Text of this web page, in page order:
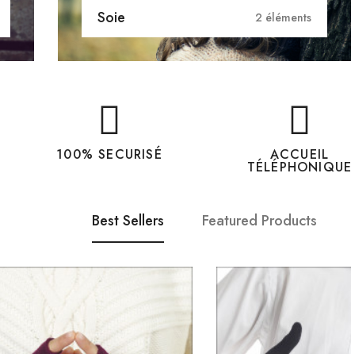
Soie 2 éléments
100% SECURISÉ ACCUEIL
TÉLÉPHONIQUE
Best Sellers Featured Products